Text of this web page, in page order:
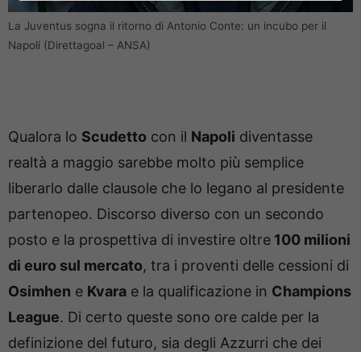
La Juventus sogna il ritorno di Antonio Conte: un incubo per il
Napoli (Direttagoal – ANSA)
Qualora lo Scudetto con il Napoli diventasse
realtà a maggio sarebbe molto più semplice
liberarlo dalle clausole che lo legano al presidente
partenopeo. Discorso diverso con un secondo
posto e la prospettiva di investire oltre 100 milioni
di euro sul mercato, tra i proventi delle cessioni di
Osimhen e Kvara e la qualificazione in Champions
League. Di certo queste sono ore calde per la
definizione del futuro, sia degli Azzurri che dei